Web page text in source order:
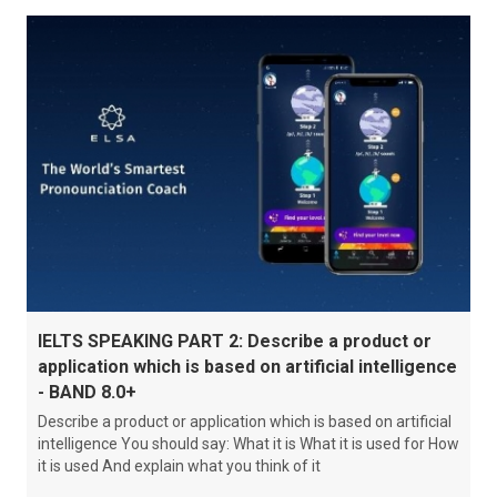
IELTS SPEAKING PART 2: Describe a product or
application which is based on artificial intelligence
- BAND 8.0+
Describe a product or application which is based on artificial
intelligence You should say: What it is What it is used for How
it is used And explain what you think of it